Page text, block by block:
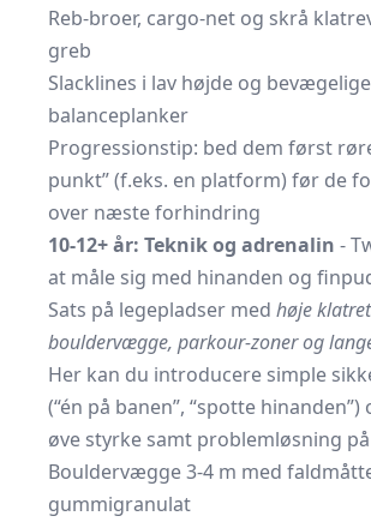
Reb-broer, cargo-net og skrå
greb
Slacklines i lav højde og bevægelige
balanceplanker
Progressionstip: bed dem først
punkt” (f.eks. en platform) før de
over næste forhindring
10-12+ år: Teknik og adrenalin -
at måle sig med hinanden og
Sats på legepladser med høje
bouldervægge, parkour-zoner og
Her kan du introducere simple
(“én på banen”, “spotte hinanden”)
øve styrke samt problemløsning
Bouldervægge 3-4 m med
gummigranulat